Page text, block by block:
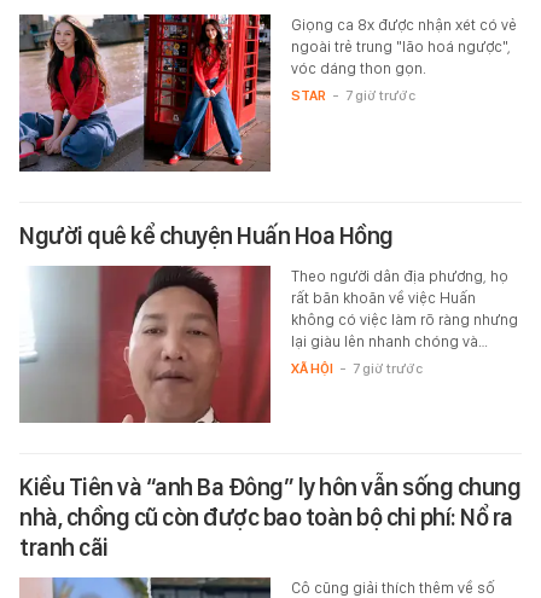
Giọng ca 8x được nhận xét có vẻ
ngoài trẻ trung "lão hoá ngược",
vóc dáng thon gọn.
STAR - 7 giờ trước
Người quê kể chuyện Huấn Hoa Hồng
Theo người dân địa phương, họ
rất băn khoăn về việc Huấn
không có việc làm rõ ràng nhưng
lại giàu lên nhanh chóng và…
XÃ HỘI - 7 giờ trước
Kiều Tiên và “anh Ba Đông” ly hôn vẫn sống chung
nhà, chồng cũ còn được bao toàn bộ chi phí: Nổ ra
tranh cãi
Cô cũng giải thích thêm về số